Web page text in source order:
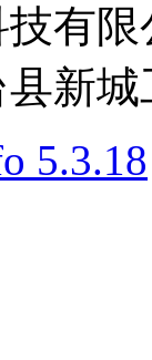
有
新
5.3.18